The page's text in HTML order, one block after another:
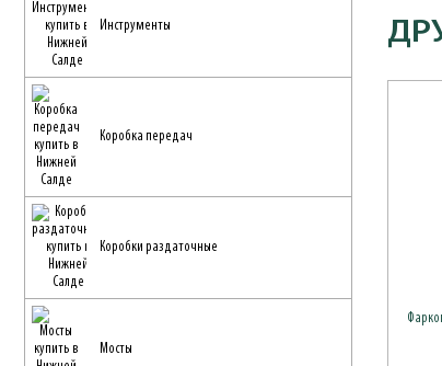
Инструменты
Коробка передач
Коробки раздаточные
Мосты